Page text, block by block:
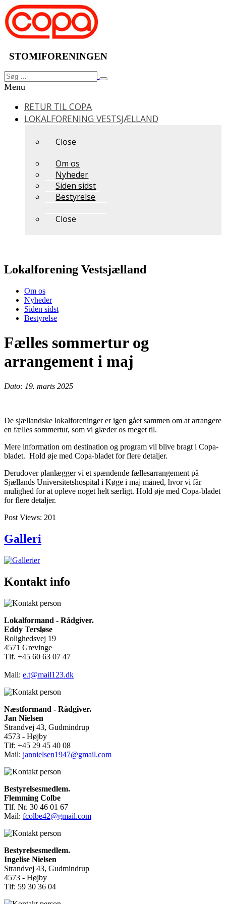
Videre
til
indhold
STOMIFORENINGEN
Søg
efter:
Søg
Menu
RETUR TIL COPA
LOKALFORENING VESTSJÆLLAND
Close
Om os
Nyheder
Siden sidst
Bestyrelse
Close
Lokalforening Vestsjælland
Om os
Nyheder
Siden sidst
Bestyrelse
Fælles sommertur og
arrangement i maj
Dato: 19. marts 2025
De sjællandske lokalforeninger er igen gået sammen om at arrangere
en fælles sommertur, som vi glæder os meget til.
Mere information om destination og program vil blive bragt i Copa-
bladet. Hold øje med Copa-bladet for flere detaljer.
Derudover planlægger vi et spændende fællesarrangement på
Sjællands Universitetshospital i Køge i maj måned, hvor vi får
mulighed for at opleve noget helt særligt. Hold øje med Copa-bladet
for flere detaljer.
Post Views: 201
Galleri
Kontakt info
Lokalformand - Rådgiver.
Eddy Tersløse
Rolighedsvej 19
4571 Grevinge
Tlf. +45 60 63 07 47
Mail: e.t@mail123.dk
Næstformand - Rådgiver.
Jan Nielsen
Strandvej 43, Gudmindrup
4573 - Højby
Tlf: +45 29 45 40 08
Mail: jannielsen1947@gmail.com
Bestyrelsesmedlem.
Flemming Colbe
Tlf. Nr. 30 46 01 67
Mail: fcolbe42@gmail.com
Bestyrelsesmedlem.
Ingelise Nielsen
Strandvej 43, Gudmindrup
4573 - Højby
Tlf: 59 30 36 04